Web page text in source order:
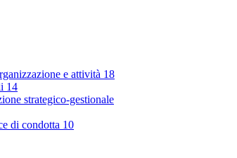
e attività 18
14
strategico-gestionale
di condotta 10